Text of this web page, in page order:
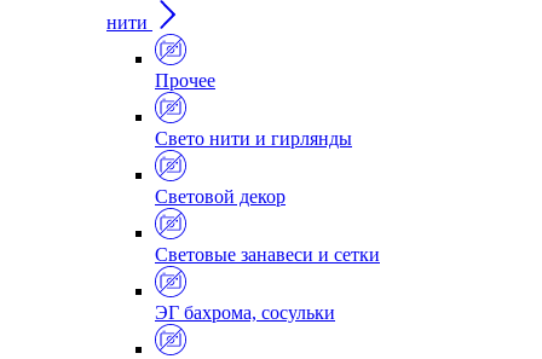
нити
Прочее
Свето нити и гирлянды
Световой декор
Световые занавеси и сетки
ЭГ бахрома, сосульки